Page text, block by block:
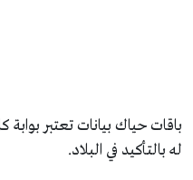
باقات حياك بيانات تعتبر بوابة
له بالتأكيد في البلاد.